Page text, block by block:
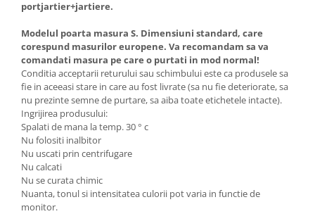
portjartier+jartiere.
Modelul poarta masura S. Dimensiuni standard, care
corespund masurilor europene. Va recomandam sa va
comandati masura pe care o purtati in mod normal!
Conditia acceptarii returului sau schimbului este ca produsele sa
fie in aceeasi stare in care au fost livrate (sa nu fie deteriorate, sa
nu prezinte semne de purtare, sa aiba toate etichetele intacte).
Ingrijirea produsului:
Spalati de mana la temp. 30 ° c
Nu folositi inalbitor
Nu uscati prin centrifugare
Nu calcati
Nu se curata chimic
Nuanta, tonul si intensitatea culorii pot varia in functie de
monitor.